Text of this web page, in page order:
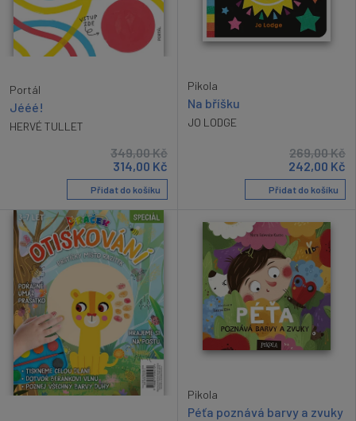
Portál
Jééé!
HERVÉ TULLET
349,00Kč
314,00 Kč
Přidat do košíku
Pikola
Na bříšku
JO LODGE
269,00Kč
242,00 Kč
Přidat do košíku
Pikola
Péťa poznává barvy a zvuky